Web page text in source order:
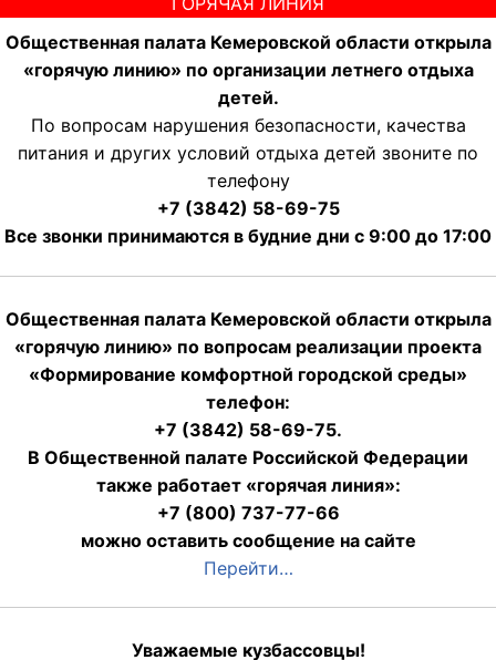
Общественная палата Кемеровской области открыла
«горячую линию» по организации летнего отдыха
детей.
По вопросам нарушения безопасности, качества
питания и других условий отдыха детей звоните по
телефону
+7 (3842) 58-69-75
Все звонки принимаются в будние дни с 9:00 до 17:00
Общественная палата Кемеровской области открыла
«горячую линию» по вопросам реализации проекта
«Формирование комфортной городской среды»
телефон:
+7 (3842) 58-69-75.
В Общественной палате Российской Федерации
также работает «горячая линия»:
+7 (800) 737-77-66
можно оставить сообщение на сайте
Перейти…
Уважаемые кузбассовцы!